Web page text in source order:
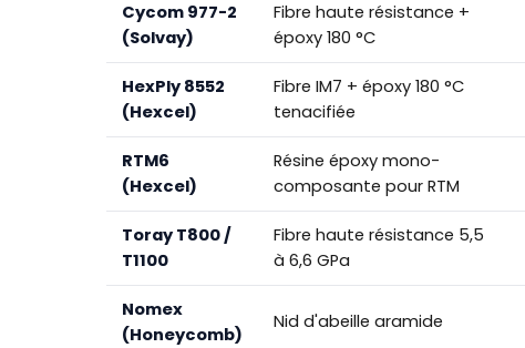
Cycom 977-2
(Solvay)
Fibre haute résistance +
époxy 180 °C
HexPly 8552
(Hexcel)
Fibre IM7 + époxy 180 °C
tenacifiée
RTM6
(Hexcel)
Résine époxy mono-
composante pour RTM
Toray T800 /
T1100
Fibre haute résistance 5,5
à 6,6 GPa
Nomex
(Honeycomb)
Nid d'abeille aramide